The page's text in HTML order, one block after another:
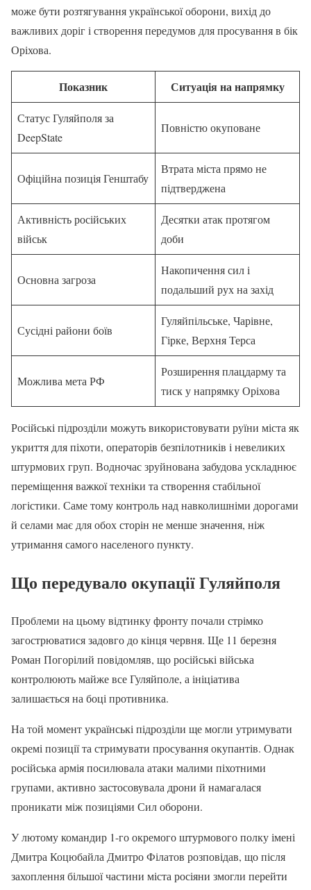
може бути розтягування української оборони, вихід до
важливих доріг і створення передумов для просування в бік
Оріхова.
Показник Ситуація на напрямку
Статус Гуляйполя за
DeepState
Повністю окуповане
Офіційна позиція Генштабу
Втрата міста прямо не
підтверджена
Активність російських
військ
Десятки атак протягом
доби
Основна загроза
Накопичення сил і
подальший рух на захід
Сусідні райони боїв
Гуляйпільське, Чарівне,
Гірке, Верхня Терса
Можлива мета РФ
Розширення плацдарму та
тиск у напрямку Оріхова
Російські підрозділи можуть використовувати руїни міста як
укриття для піхоти, операторів безпілотників і невеликих
штурмових груп. Водночас зруйнована забудова ускладнює
переміщення важкої техніки та створення стабільної
логістики. Саме тому контроль над навколишніми дорогами
й селами має для обох сторін не менше значення, ніж
утримання самого населеного пункту.
Що передувало окупації Гуляйполя
Проблеми на цьому відтинку фронту почали стрімко
загострюватися задовго до кінця червня. Ще 11 березня
Роман Погорілий повідомляв, що російські війська
контролюють майже все Гуляйполе, а ініціатива
залишається на боці противника.
На той момент українські підрозділи ще могли утримувати
окремі позиції та стримувати просування окупантів. Однак
російська армія посилювала атаки малими піхотними
групами, активно застосовувала дрони й намагалася
проникати між позиціями Сил оборони.
У лютому командир 1-го окремого штурмового полку імені
Дмитра Коцюбайла Дмитро Філатов розповідав, що після
захоплення більшої частини міста росіяни змогли перейти